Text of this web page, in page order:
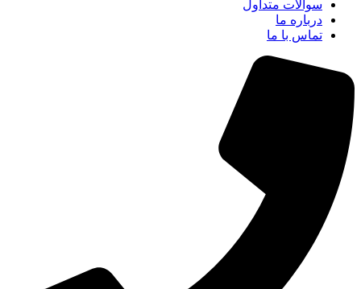
سوالات متداول
درباره ما
تماس با ما